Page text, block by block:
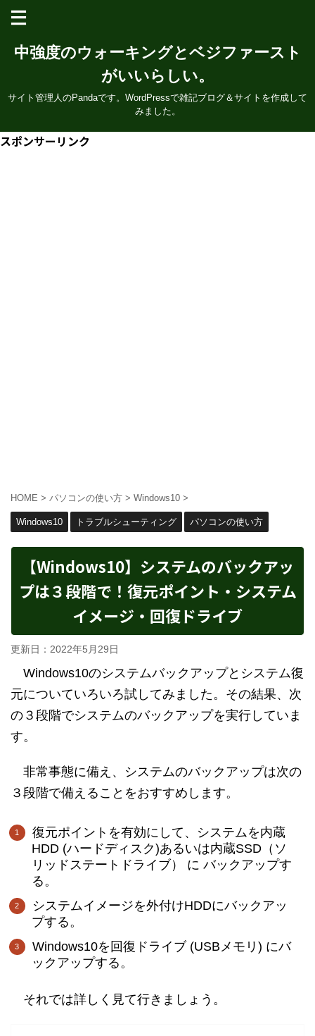
中強度のウォーキングとベジファースト
がいいらしい。
サイト管理人のPandaです。WordPressで雑記ブログ＆サイトを作成して
みました。
スポンサーリンク
HOME > パソコンの使い方 > Windows10 >
Windows10 トラブルシューティング パソコンの使い方
【Windows10】システムのバックアッ
プは３段階で！復元ポイント・システム
イメージ・回復ドライブ
更新日： 2022年5月29日
Windows10のシステムバックアップとシステム復
元についていろいろ試してみました。その結果、次
の３段階でシステムのバックアップを実行していま
す。
非常事態に備え、システムのバックアップは次の
３段階で備えることをおすすめします。
復元ポイントを有効にして、システムを内蔵
HDD (ハードディスク)あるいは内蔵SSD（ソ
リッドステートドライブ） に バックアップす
る。
システムイメージを外付けHDDにバックアッ
プする。
Windows10を回復ドライブ (USBメモリ) にバ
ックアップする。
それでは詳しく見て行きましょう。